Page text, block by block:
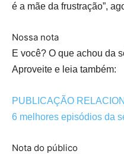
é a mãe da frustração”,
Nossa nota
E você? O que achou da
Aproveite e leia também:
PUBLICAÇÃO
6 melhores episódios da
Nota do público